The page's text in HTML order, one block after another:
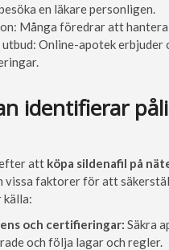
en läkare personligen.
Många föredrar att hantera
utbud: Online-apotek erbjuder
identifierar
att köpa sildenafil på
vissa faktorer för att
källa:
och certifieringar: Säkra
och följa lagar och regler.